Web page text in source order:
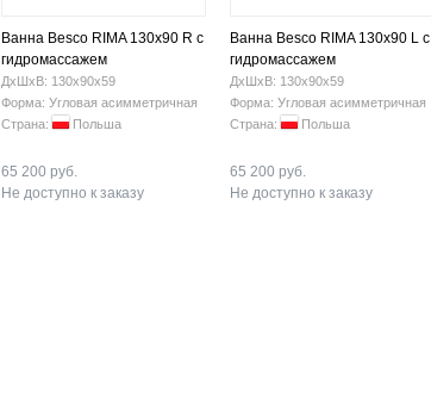
Ванна Besco RIMA 130х90 R с
гидромассажем
ДхШхВ: 130х90х59
Форма: Угловая асимметричная
Страна:
Польша
65 200 руб.
Не доступно к заказу
Ванна Besco RIMA 130х90 L с
гидромассажем
ДхШхВ: 130х90х59
Форма: Угловая асимметричная
Страна:
Польша
65 200 руб.
Не доступно к заказу